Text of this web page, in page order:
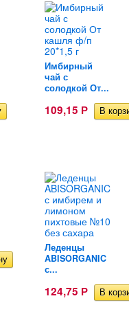
Имбирный
чай с
солодкой От...
109,15 Р
Леденцы
ABISORGANIC
с...
124,75 Р